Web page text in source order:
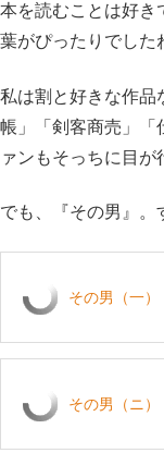
本を読むことは好き
葉がぴったりでした
私は割と好きな作品
帳」「剣客商売」「
ァンもそっちに目が
でも、『その男』。
その男（一
その男（ニ